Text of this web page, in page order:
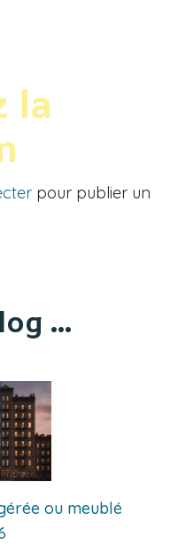
la
pour publier un
...
ou meublé